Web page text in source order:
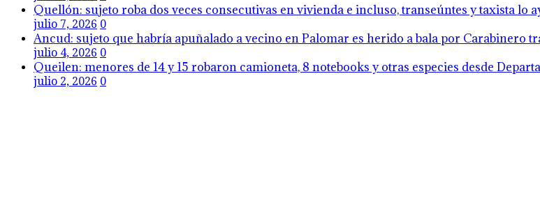
Quellón: sujeto roba dos veces consecutivas en vivienda e incluso, transeúntes y taxista lo
julio 7, 2026 0
Ancud: sujeto que habría apuñalado a vecino en Palomar es herido a bala por Carabinero
julio 4, 2026 0
Queilen: menores de 14 y 15 robaron camioneta, 8 notebooks y otras especies desde
julio 2, 2026 0